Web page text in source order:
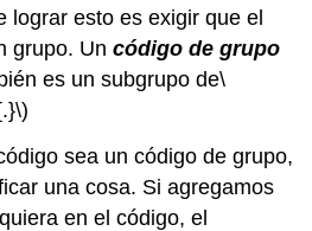
lograr esto es exigir que el
grupo. Uncódigo de grupo
es un subgrupo de\
sea un código de grupo,
una cosa. Si agregamos
en el código, el